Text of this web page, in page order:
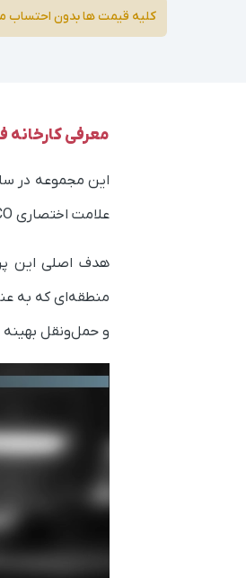
کلیه قیمت ها بدون احتساب
معرفی کارخانه
علامت اختصاری BMISCO، فعالیت رسمی خود را آغاز کرد.
هدف اصلی این
منطقه‌ای که به
و حمل‌ونقل بهینه